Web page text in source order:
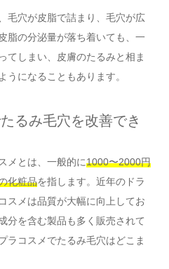
毛穴が皮脂で詰まり、毛穴が広
脂の分泌量が落ち着いても、一
てしまい、皮膚のたるみと相ま
うになることもあります。
るみ毛穴を改善でき
メとは、一般的に1000〜2000円
化粧品を指します。近年のドラ
スメは品質が大幅に向上してお
分を含む製品も多く販売されて
ラコスメでたるみ毛穴はどこま